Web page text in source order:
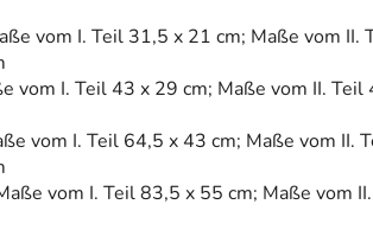
vom I. Teil 31,5 x 21 cm; Maße vom II.
vom I. Teil 43 x 29 cm; Maße vom II.
vom I. Teil 64,5 x 43 cm; Maße vom II.
vom I. Teil 83,5 x 55 cm; Maße vom